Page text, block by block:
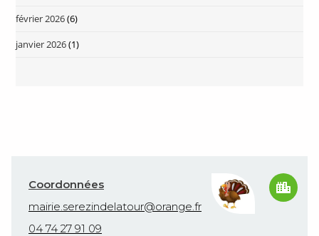
février 2026(6)
janvier 2026(1)
Coordonnées
mairie.serezindelatour@orange.fr
04 74 27 91 09